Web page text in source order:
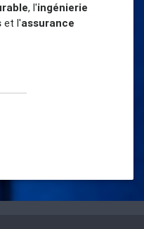
, l'ingénierie
et l'assurance